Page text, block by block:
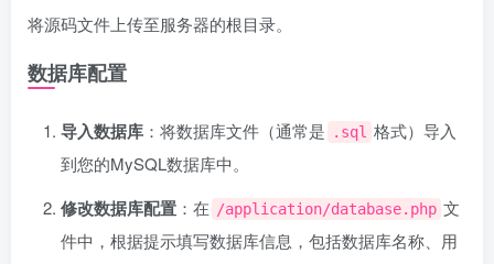
将源码文件上传至服务器的根目录。
数据库配置
导入数据库 ：将数据库文件（通常是 .sql 格式）导入
到您的MySQL数据库中。
修改数据库配置 ：在 /application/database.php 文
件中，根据提示填写数据库信息，包括数据库名称、用